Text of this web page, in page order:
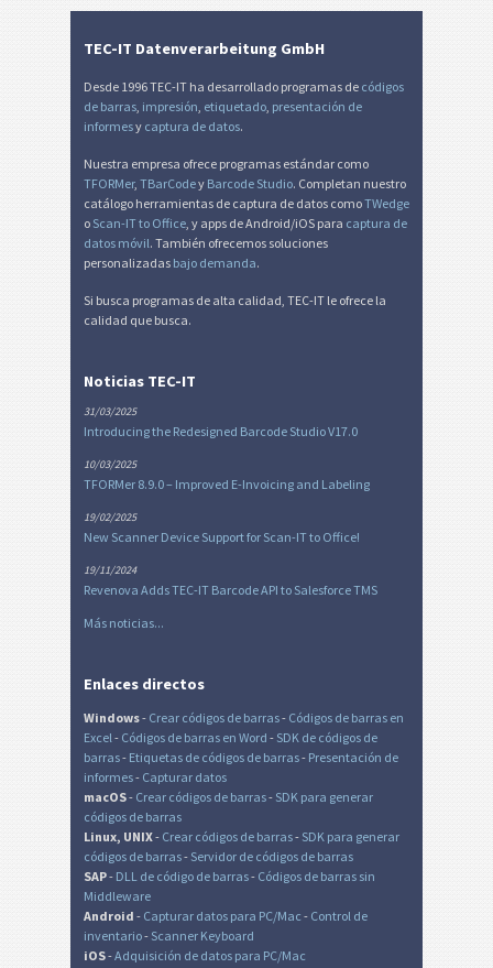
TEC-IT Datenverarbeitung GmbH
Desde 1996 TEC-IT ha desarrollado programas de códigos
de barras, impresión, etiquetado, presentación de
informesy captura de datos.
Nuestra empresa ofrece programas estándar como
TFORMer, TBarCodey Barcode Studio. Completan nuestro
catálogo herramientas de captura de datos comoTWedge
o Scan-IT to Office, y apps de Android/iOS para captura de
datos móvil. También ofrecemos soluciones
personalizadas bajo demanda.
Si busca programas de alta calidad, TEC-IT le ofrece la
calidad que busca.
Noticias TEC-IT
31/03/2025
Introducing the Redesigned Barcode Studio V17.0
10/03/2025
TFORMer 8.9.0 – Improved E-Invoicing and Labeling
19/02/2025
New Scanner Device Support for Scan-IT to Office!
19/11/2024
Revenova Adds TEC-IT Barcode API to Salesforce TMS
Más noticias...
Enlaces directos
Windows- Crear códigos de barras- Códigos de barras en
Excel- Códigos de barras en Word - SDK de códigos de
barras- Etiquetas de códigos de barras- Presentación de
informes- Capturar datos
macOS- Crear códigos de barras- SDK para generar
códigos de barras
Linux, UNIX- Crear códigos de barras- SDK para generar
códigos de barras- Servidor de códigos de barras
SAP- DLL de código de barras- Códigos de barras sin
Middleware
Android - Capturar datos para PC/Mac - Control de
inventario- Scanner Keyboard
iOS-Adquisición de datos para PC/Mac